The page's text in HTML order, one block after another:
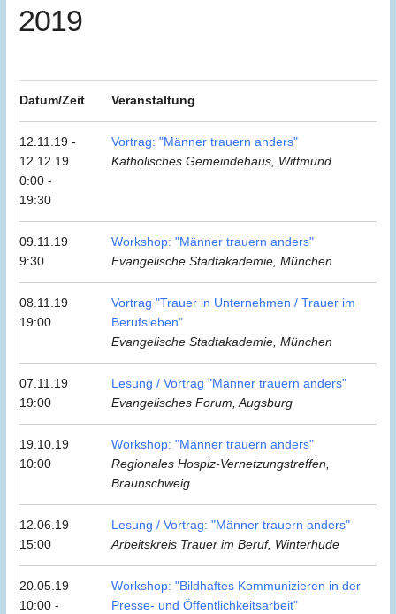
2019
Datum/Zeit Veranstaltung
12.11.19 -
12.12.19
0:00 -
19:30
Vortrag: "Männer trauern anders"
Katholisches Gemeindehaus, Wittmund
09.11.19
9:30
Workshop: "Männer trauern anders"
Evangelische Stadtakademie, München
08.11.19
19:00
Vortrag "Trauer in Unternehmen / Trauer im
Berufsleben"
Evangelische Stadtakademie, München
07.11.19
19:00
Lesung / Vortrag "Männer trauern anders"
Evangelisches Forum, Augsburg
19.10.19
10:00
Workshop: "Männer trauern anders"
Regionales Hospiz-Vernetzungstreffen,
Braunschweig
12.06.19
15:00
Lesung / Vortrag: "Männer trauern anders"
Arbeitskreis Trauer im Beruf, Winterhude
20.05.19
10:00 -
Workshop: "Bildhaftes Kommunizieren in der
Presse- und Öffentlichkeitsarbeit"